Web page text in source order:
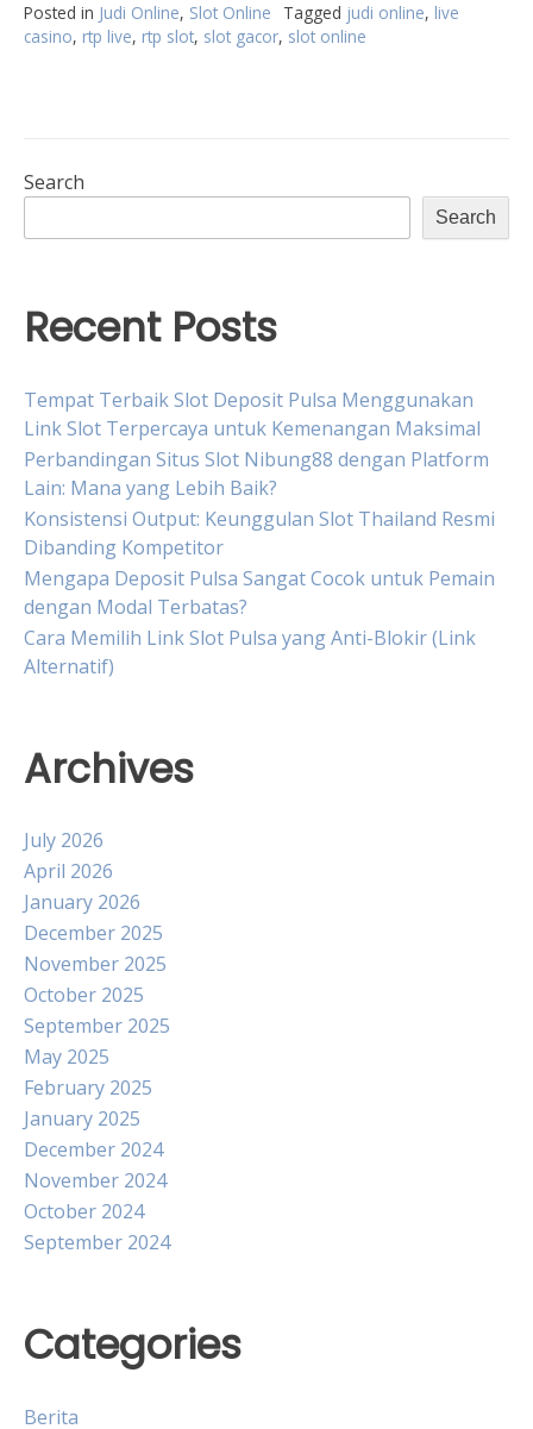
Posted in Judi Online, Slot Online Tagged judi online, live
casino, rtp live, rtp slot, slot gacor, slot online
Search
Search
Recent Posts
Tempat Terbaik Slot Deposit Pulsa Menggunakan
Link Slot Terpercaya untuk Kemenangan Maksimal
Perbandingan Situs Slot Nibung88 dengan Platform
Lain: Mana yang Lebih Baik?
Konsistensi Output: Keunggulan Slot Thailand Resmi
Dibanding Kompetitor
Mengapa Deposit Pulsa Sangat Cocok untuk Pemain
dengan Modal Terbatas?
Cara Memilih Link Slot Pulsa yang Anti-Blokir (Link
Alternatif)
Archives
July 2026
April 2026
January 2026
December 2025
November 2025
October 2025
September 2025
May 2025
February 2025
January 2025
December 2024
November 2024
October 2024
September 2024
Categories
Berita